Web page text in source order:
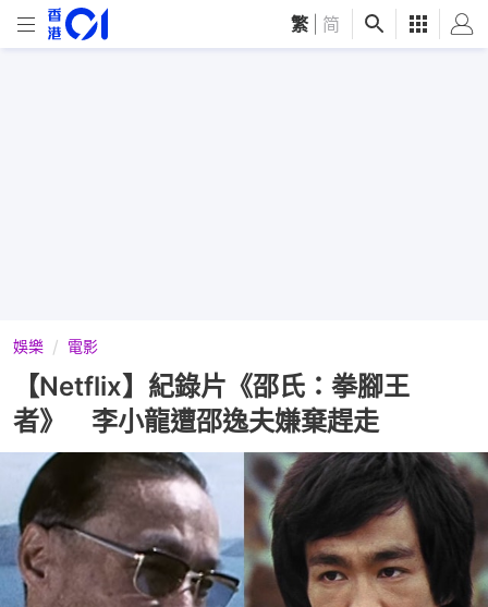
繁 简
娛樂 電影
【Netflix】紀錄片《邵氏：拳腳王
者》 李小龍遭邵逸夫嫌棄趕走